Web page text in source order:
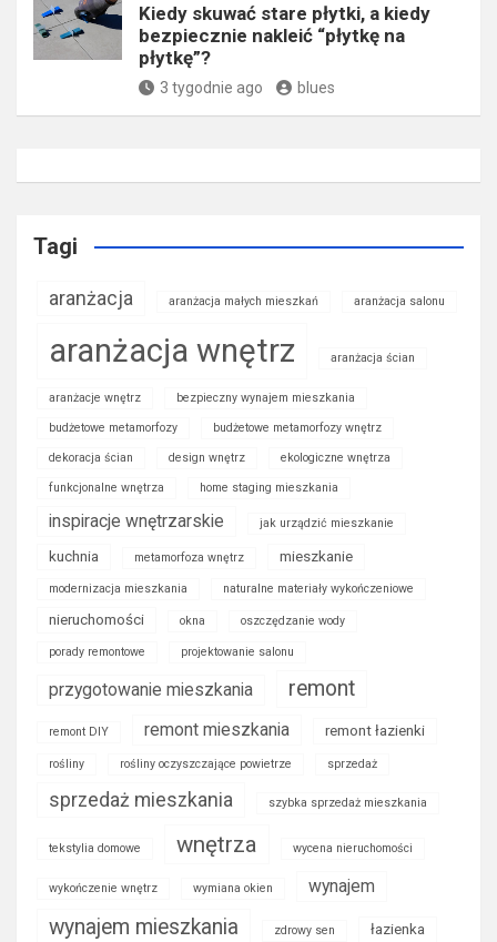
Kiedy skuwać stare płytki, a kiedy
bezpiecznie nakleić “płytkę na
płytkę”?
3 tygodnie ago blues
Tagi
aranżacja aranżacja małych mieszkań aranżacja salonu
aranżacja wnętrz aranżacja ścian
aranżacje wnętrz bezpieczny wynajem mieszkania
budżetowe metamorfozy budżetowe metamorfozy wnętrz
dekoracja ścian design wnętrz ekologiczne wnętrza
funkcjonalne wnętrza home staging mieszkania
inspiracje wnętrzarskie jak urządzić mieszkanie
kuchnia metamorfoza wnętrz mieszkanie
modernizacja mieszkania naturalne materiały wykończeniowe
nieruchomości okna oszczędzanie wody
porady remontowe projektowanie salonu
przygotowanie mieszkania remont
remont DIY remont mieszkania remont łazienki
rośliny rośliny oczyszczające powietrze sprzedaż
sprzedaż mieszkania szybka sprzedaż mieszkania
tekstylia domowe wnętrza wycena nieruchomości
wykończenie wnętrz wymiana okien wynajem
wynajem mieszkania zdrowy sen łazienka